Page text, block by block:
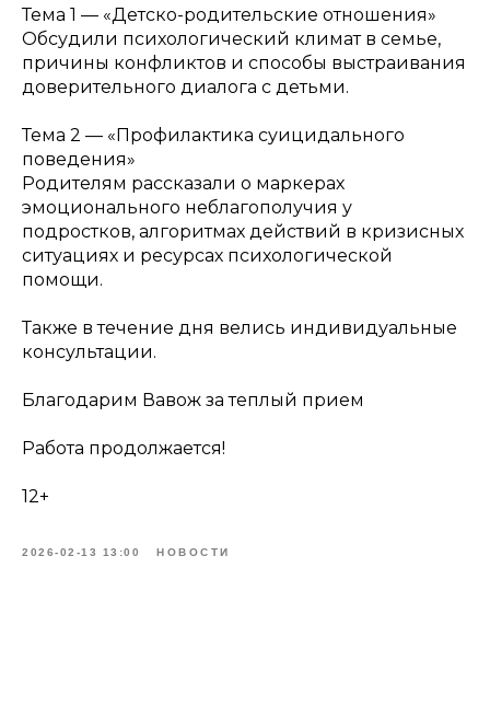
Тема 1 — «Детско-родительские отношения»
Обсудили психологический климат в семье,
причины конфликтов и способы выстраивания
доверительного диалога с детьми.
Тема 2 — «Профилактика суицидального
поведения»
Родителям рассказали о маркерах
эмоционального неблагополучия у
подростков, алгоритмах действий в кризисных
ситуациях и ресурсах психологической
помощи.
Также в течение дня велись индивидуальные
консультации.
Благодарим Вавож за теплый прием
Работа продолжается!
12+
2026-02-13 13:00 НОВОСТИ